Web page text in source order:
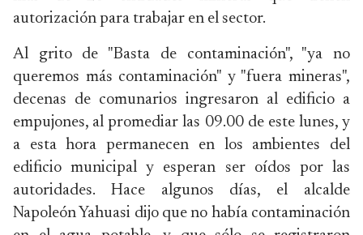
autorización para trabajar en el sector.
Al grito de "Basta de contaminación", "ya no
queremos más contaminación" y "fuera mineras",
decenas de comunarios ingresaron al edificio a
empujones, al promediar las 09.00 de este lunes, y
a esta hora permanecen en los ambientes del
edificio municipal y esperan ser oídos por las
autoridades. Hace algunos días, el alcalde
Napoleón Yahuasi dijo que no había contaminación